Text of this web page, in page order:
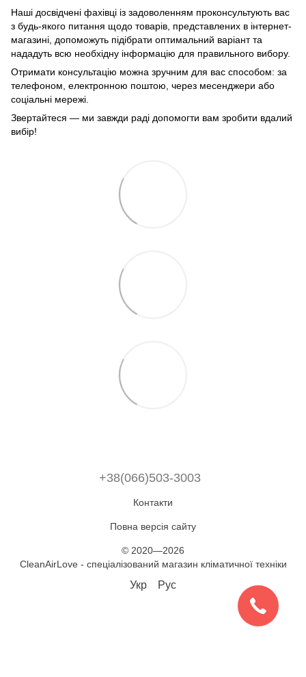
Наші досвідчені фахівці із задоволенням проконсультують вас
з будь-якого питання щодо товарів, представлених в інтернет-
магазині, допоможуть підібрати оптимальний варіант та
нададуть всю необхідну інформацію для правильного вибору.
Отримати консультацію можна зручним для вас способом: за
телефоном, електронною поштою, через месенджери або
соціальні мережі.
Звертайтеся — ми завжди раді допомогти вам зробити вдалий
вибір!
+38(066)503-3003
Контакти
Повна версія сайту
© 2020—2026
CleanAirLove - спеціалізований магазин кліматичної техніки
Укр Рус